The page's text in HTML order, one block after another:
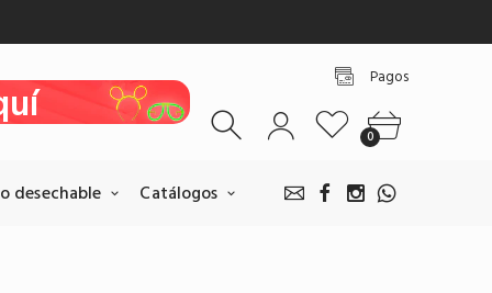
Pagos
0
desechable Catálogos